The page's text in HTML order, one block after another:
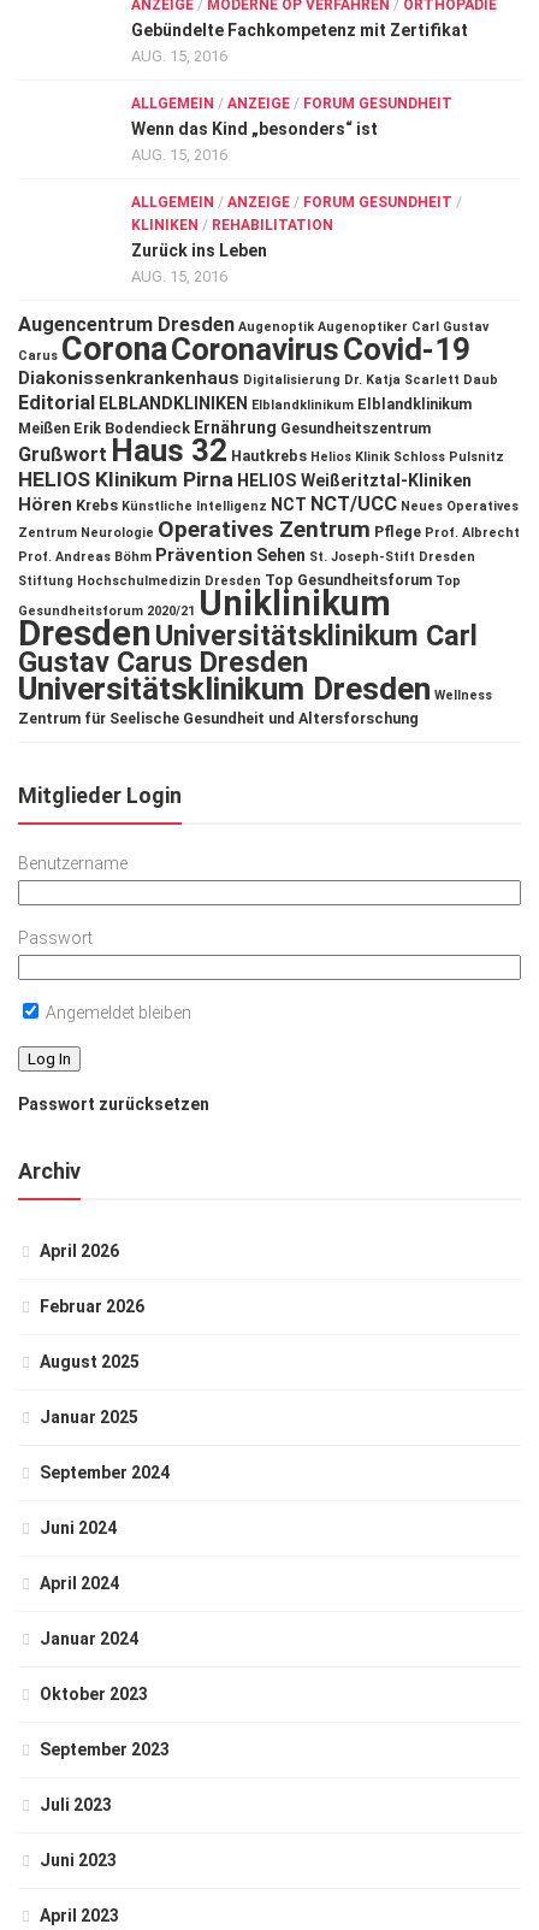
ANZEIGE / MODERNE OP VERFAHREN / ORTHOPÄDIE
Gebündelte Fachkompetenz mit Zertifikat
AUG. 15, 2016
ALLGEMEIN / ANZEIGE / FORUM GESUNDHEIT
Wenn das Kind „besonders“ ist
AUG. 15, 2016
ALLGEMEIN / ANZEIGE / FORUM GESUNDHEIT /
KLINIKEN / REHABILITATION
Zurück ins Leben
AUG. 15, 2016
Augencentrum Dresden Augenoptik Augenoptiker Carl Gustav
Carus CoronaCoronavirusCovid-19
Diakonissenkrankenhaus Digitalisierung Dr. Katja Scarlett Daub
Editorial ELBLANDKLINIKEN Elblandklinikum Elblandklinikum
Meißen Erik Bodendieck Ernährung Gesundheitszentrum
Grußwort Haus 32 Hautkrebs Helios Klinik Schloss Pulsnitz
HELIOS Klinikum Pirna HELIOS Weißeritztal-Kliniken
Hören Krebs Künstliche Intelligenz NCT NCT/UCC Neues Operatives
Zentrum Neurologie Operatives Zentrum Pflege Prof. Albrecht
Prof. Andreas Böhm Prävention Sehen St. Joseph-Stift Dresden
Stiftung Hochschulmedizin Dresden Top Gesundheitsforum Top
Gesundheitsforum 2020/21 Uniklinikum
DresdenUniversitätsklinikum Carl
Gustav Carus Dresden
Universitätsklinikum Dresden Wellness
Zentrum für Seelische Gesundheit und Altersforschung
Mitglieder Login
Benutzername
Passwort
Angemeldet bleiben
Passwort zurücksetzen
Archiv
April 2026
Februar 2026
August 2025
Januar 2025
September 2024
Juni 2024
April 2024
Januar 2024
Oktober 2023
September 2023
Juli 2023
Juni 2023
April 2023